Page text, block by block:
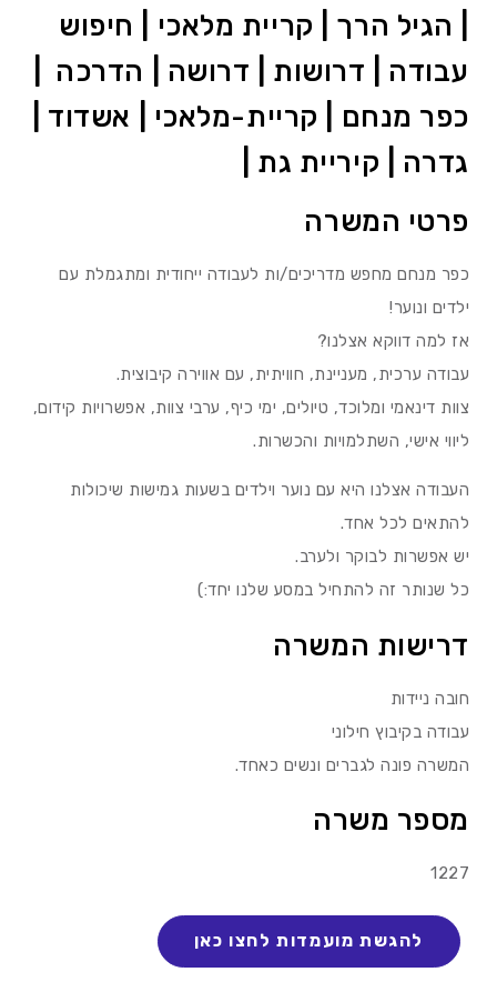
| הגיל הרך | קריית מלאכי | חיפוש
עבודה | דרושות | דרושה | הדרכה |
כפר מנחם | קריית-מלאכי | אשדוד |
גדרה | קיריית גת |
פרטי המשרה
כפר מנחם מחפש מדריכים/ות לעבודה ייחודית ומתגמלת עם
ילדים ונוער!
אז למה דווקא אצלנו?
עבודה ערכית, מעניינת, חוויתית, עם אווירה קיבוצית.
צוות דינאמי ומלוכד, טיולים, ימי כיף, ערבי צוות, אפשרויות קידום,
ליווי אישי, השתלמויות והכשרות.
העבודה אצלנו היא עם נוער וילדים בשעות גמישות שיכולות
להתאים לכל אחד.
יש אפשרות לבוקר ולערב.
כל שנותר זה להתחיל במסע שלנו יחד:)
דרישות המשרה
חובה ניידות
עבודה בקיבוץ חילוני
המשרה פונה לגברים ונשים כאחד.
מספר משרה
1227